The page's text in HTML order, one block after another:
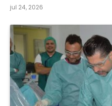
jul 24, 2026